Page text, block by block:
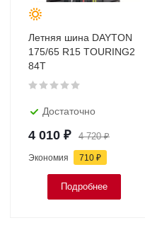
Летняя шина DAYTON
175/65 R15 TOURING2
84Т
Достаточно
4 010 ₽ 4 720₽
Экономия 710 ₽
Подробнее